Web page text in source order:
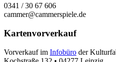
0341 / 30 67 606
cammer@cammerspiele.de
Kartenvorverkauf
Vorverkauf im Infobüro der